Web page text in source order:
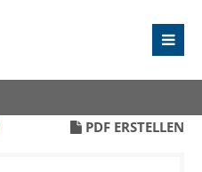
PDF ERSTELLEN